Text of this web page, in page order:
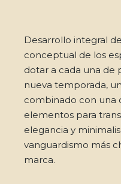
Desarrollo integral
conceptual de los
dotar a cada una de
nueva temporada,
combinado con una
elementos para
elegancia y
vanguardismo más
marca.